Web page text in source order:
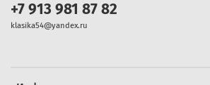
+7 913 981 87 82
klasika54@yandex.ru